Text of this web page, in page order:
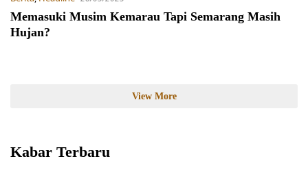
Memasuki Musim Kemarau Tapi Semarang Masih
Hujan?
View More
Kabar Terbaru